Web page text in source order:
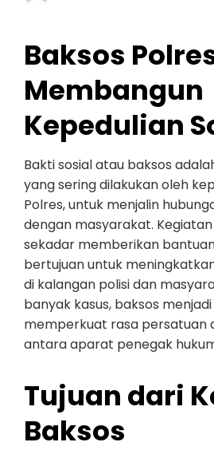
Baksos
Membangun
Kepedulian
Bakti sosial atau baksos
yang sering dilakukan oleh
Polres, untuk menjalin
dengan masyarakat.
sekadar memberikan
bertujuan untuk
di kalangan polisi dan
banyak kasus, baksos
memperkuat rasa persatuan
antara aparat penegak
Tujuan dari
Baksos